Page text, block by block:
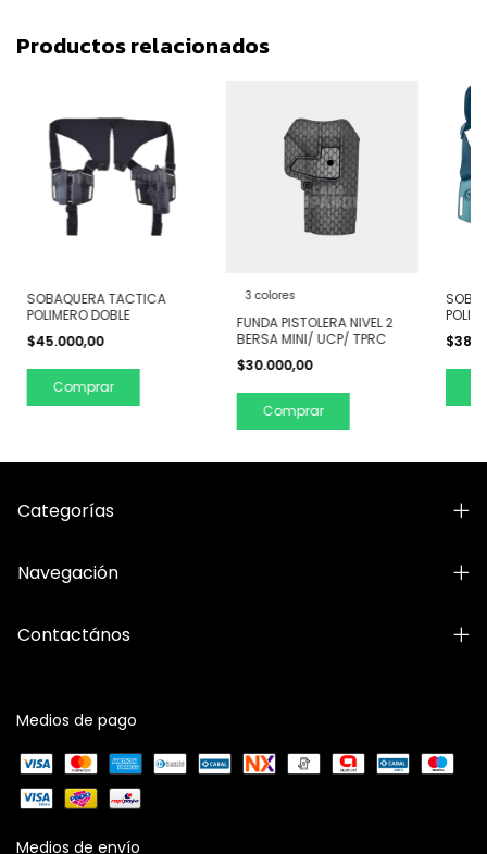
Productos relacionados
SOBAQUERA TACTICA
POLIMERO DOBLE
$45.000,00
Comprar
3 colores
FUNDA PISTOLERA NIVEL 2
BERSA MINI/ UCP/ TPRC
$30.000,00
Comprar
Categorías
Navegación
Contactános
Medios de pago
Medios de envío